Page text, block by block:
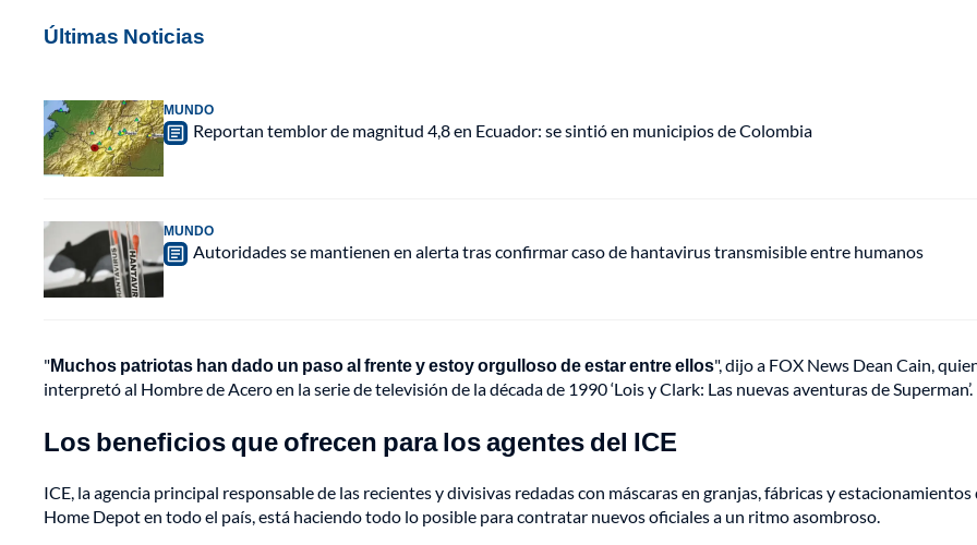
Últimas Noticias
MUNDO
Reportan temblor de magnitud 4,8 en Ecuador: se sintió en municipios de Colombia
MUNDO
Autoridades se mantienen en alerta tras confirmar caso de hantavirus transmisible entre humanos
"Muchos patriotas han dado un paso al frente y estoy orgulloso de estar entre ellos", dijo a FOX News Dean Cain,
interpretó al Hombre de Acero en la serie de televisión de la década de 1990 ‘Lois y Clark: Las nuevas aventuras de Superman’.
Los beneficios que ofrecen para los agentes del ICE
ICE, la agencia principal responsable de las recientes y divisivas redadas con máscaras en granjas, fábricas y estacionamientos
Home Depot en todo el país, está haciendo todo lo posible para contratar nuevos oficiales a un ritmo asombroso.